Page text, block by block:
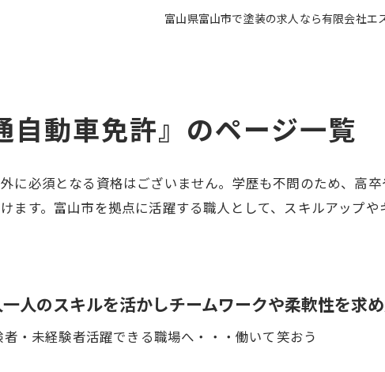
富山県富山市で塗装の求人なら有限会社エ
自動車免許』のページ一覧
に必須となる資格はございません。学歴も不問のため、高
ます。富山市を拠点に活躍する職人として、スキルアップ
人のスキルを活かしチームワークや柔軟性を求
者・未経験者活躍できる職場へ・・・働いて笑おう